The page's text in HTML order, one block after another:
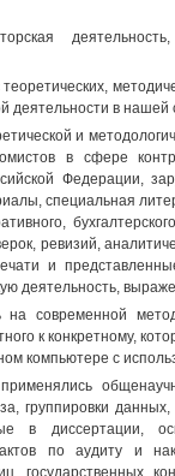
деятельности в нашей
и
в сфере
Федерации,
специальная
ревизий,
и
деятельность,
на современной
к конкретному,
компьютере с
группировки
в диссертации,
по аудиту и
государственных